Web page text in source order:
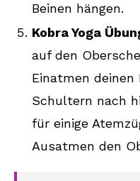
Beinen hängen.
Kobra Yoga
auf den
Einatmen deinen
Schultern nach
für einige
Ausatmen den